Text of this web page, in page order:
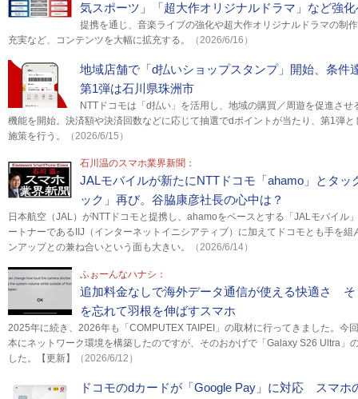
気スポーツ」「超大作オリジナルドラマ」など強化
提携を通じ、音楽ライブの強化や超大作オリジナルドラマの制
充実など、コンテンツを大幅に拡充する。
（2026/6/16）
地域店舗で「d払いショップスタンプ」開始、条
第1弾は石川県珠洲市
NTTドコモは「d払い」を活用し、地域の購買／周遊を促進さ
機能を開始。決済額や決済回数などに応じて抽選でdポイントが当たり、第1弾
施策を行う。
（2026/6/15）
石川温のスマホ業界新聞：
JALモバイルが新たにNTTドコモ「ahamo」とタ
ック」再び。谷脇康彦社長の心中は？
日本航空（JAL）がNTTドコモと提携し、ahamoをベースとする「JALモバイル
ートナーであるIIJ（インターネットイニシアティブ）に加えてドコモとも手を
ンアップとの兼ね合いという面も大きい。
（2026/6/14）
ふぉーんなハナシ：
追加料金なしで海外データ通信が使える快適さ
を忘れて羽根を伸ばすスマホ
2025年に続き、2026年も「COMPUTEX TAIPEI」の取材に行ってきました。今
本にネットワーク環境を構築したのですが、そのおかげで「Galaxy S26 Ultra」
した。【更新】
（2026/6/12）
ドコモのdカードが「Google Pay」に対応 スマホ